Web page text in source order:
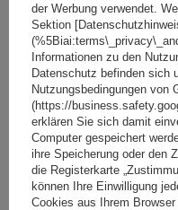
SONDERANGEBOT
Fassungsvermögen: Fahrräder:
Maximales Fahrradgewicht:
Nutzlast der Haltebügel:
kompatibel mit
der Werbung verwendet.
Sektion
Informationen zu den
Datenschutz befinden sich
Nutzungsbedingungen von
(https://
erklären Sie sich damit
Computer gespeichert
ihre Speicherung oder den
die Registerkarte
können Ihre Einwilligung
Cookies aus Ihrem